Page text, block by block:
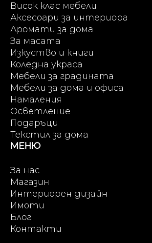
Висок клас мебели
Аксесоари за интериора
Аромати за дома
За масата
Изкуство и книги
Коледна украса
Мебели за градината
Мебели за дома и офиса
Намаления
Осветление
Подаръци
Текстил за дома
МЕНЮ
За нас
Магазин
Интериорен дизайн
Имоти
Блог
Контакти